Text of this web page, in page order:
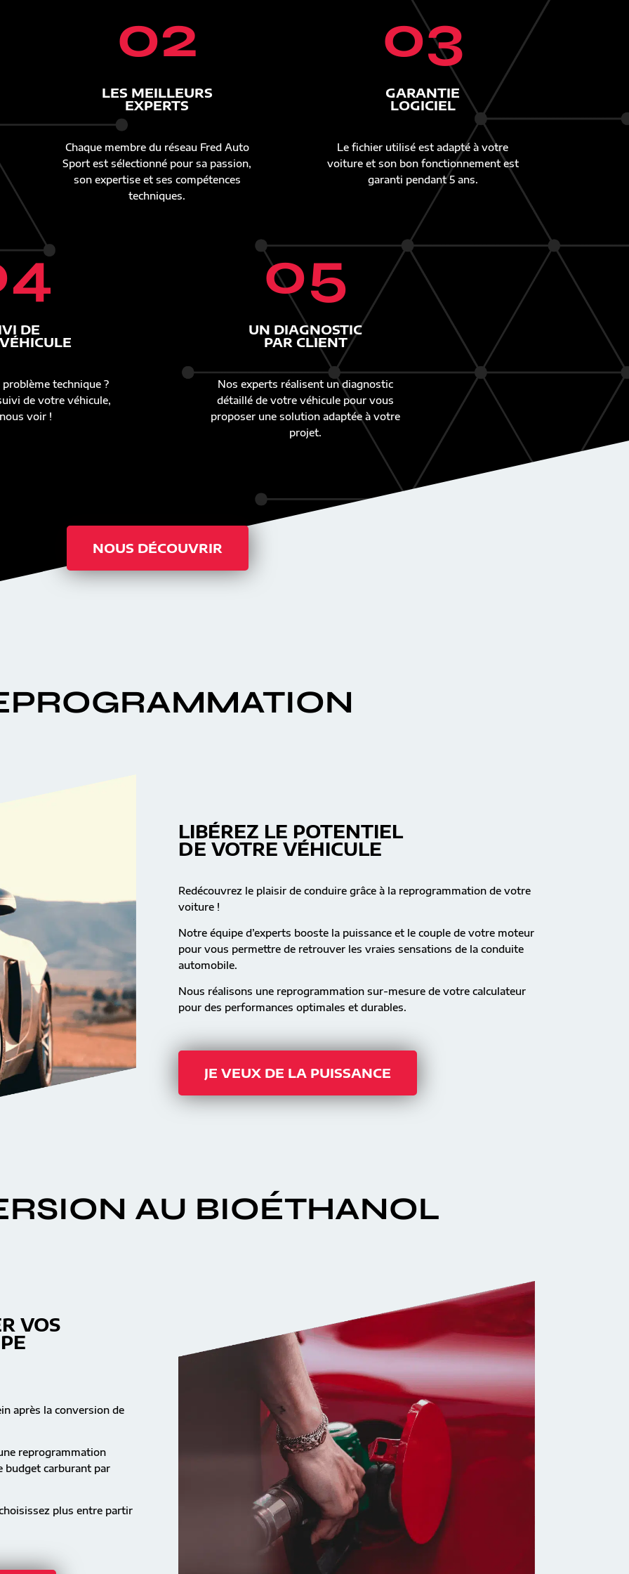
02
LES MEILLEURS
EXPERTS
Chaque membre du réseau Fred Auto
Sport est sélectionné pour sa passion,
son expertise et ses compétences
techniques.
03
GARANTIE
LOGICIEL
Le fichier utilisé est adapté à votre
voiture et son bon fonctionnement est
garanti pendant 5 ans.
DE
technique ?
de votre véhicule,
voir !
05
UN DIAGNOSTIC
PAR CLIENT
Nos experts réalisent un diagnostic
détaillé de votre véhicule pour vous
proposer une solution adaptée à votre
projet.
NOUS DÉCOUVRIR
LIBÉREZ LE POTENTIEL
DE VOTRE VÉHICULE
Redécouvrez le plaisir de conduire grâce à la reprogrammation de votre
voiture !
Notre équipe d’experts booste la puissance et le couple de votre moteur
pour vous permettre de retrouver les vraies sensations de la conduite
automobile.
Nous réalisons une reprogrammation sur-mesure de votre calculateur
pour des performances optimales et durables.
JE VEUX DE LA PUISSANCE
AU BIOÉTHANOL
VOS
après la conversion de
reprogrammation
budget carburant par
plus entre partir